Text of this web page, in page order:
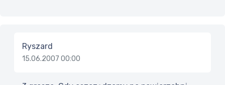
Ryszard
15.06.2007 00:00